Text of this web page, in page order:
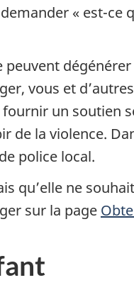
« est-ce
vous et
un soutien
de la violence.
police local.
qu’elle ne
sur la page